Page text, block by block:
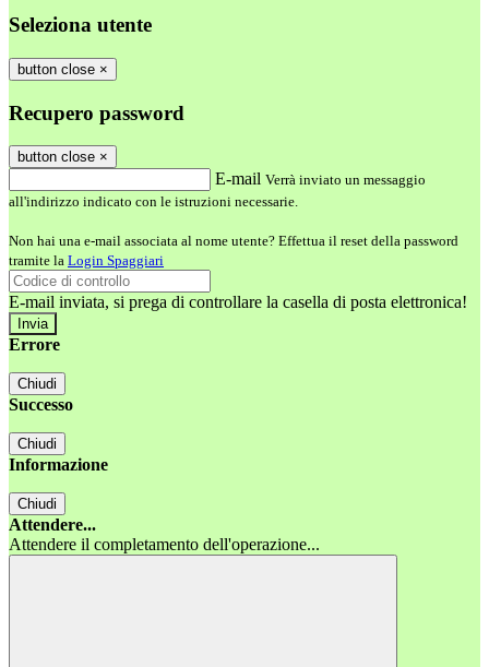
Seleziona utente
button close ×
Recupero password
button close ×
E-mail Verrà inviato un messaggio
all'indirizzo indicato con le istruzioni necessarie.
Non hai una e-mail associata al nome utente? Effettua il reset della password
tramite la Login Spaggiari
E-mail inviata, si prega di controllare la casella di posta elettronica!
Errore
Chiudi
Successo
Chiudi
Informazione
Chiudi
Attendere...
Attendere il completamento dell'operazione...